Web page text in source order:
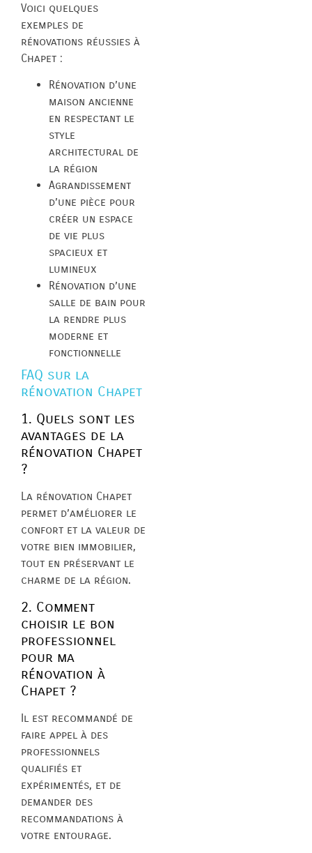
Voici quelques
exemples de
rénovations réussies à
Chapet :
Rénovation d’une
maison ancienne
en respectant le
style
architectural de
la région
Agrandissement
d’une pièce pour
créer un espace
de vie plus
spacieux et
lumineux
Rénovation d’une
salle de bain pour
la rendre plus
moderne et
fonctionnelle
FAQ sur la
rénovation Chapet
1. Quels sont les
avantages de la
rénovation Chapet
?
La rénovation Chapet
permet d’améliorer le
confort et la valeur de
votre bien immobilier,
tout en préservant le
charme de la région.
2. Comment
choisir le bon
professionnel
pour ma
rénovation à
Chapet ?
Il est recommandé de
faire appel à des
professionnels
qualifiés et
expérimentés, et de
demander des
recommandations à
votre entourage.